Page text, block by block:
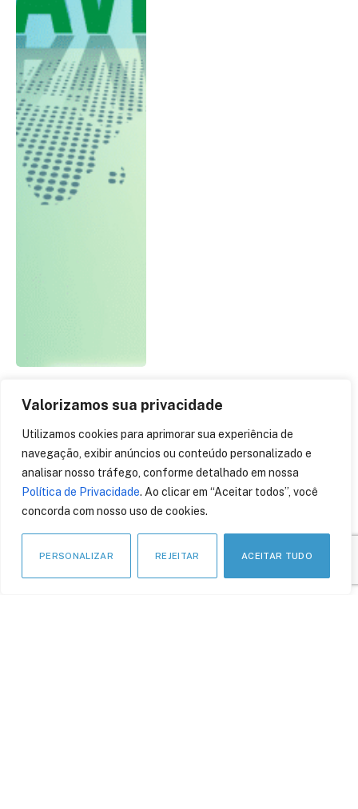
Valorizamos sua privacidade
Utilizamos cookies para aprimorar sua experiência de
navegação, exibir anúncios ou conteúdo personalizado e
analisar nosso tráfego, conforme detalhado em nossa
Política de Privacidade. Ao clicar em “Aceitar todos”, você
concorda com nosso uso de cookies.
PERSONALIZAR REJEITAR ACEITAR TUDO
Metaverso, nova
realidade do mundo
digital: advogado fala
como a justiça pode ser
aplicada